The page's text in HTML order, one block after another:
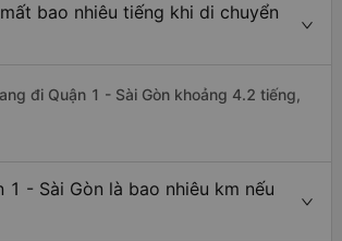
bao nhiêu tiếng khi di chuyển
đi Quận 1 - Sài Gòn khoảng 4.2 tiếng,
1 - Sài Gòn là bao nhiêu km nếu